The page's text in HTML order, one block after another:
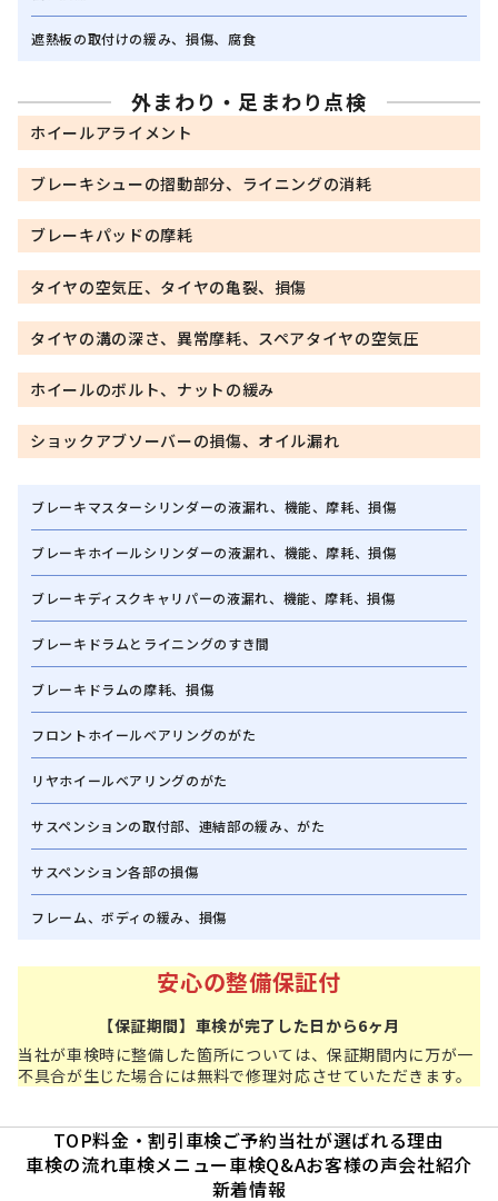
遮熱板の取付けの緩み、損傷、腐食
外まわり・足まわり点検
ホイールアライメント
ブレーキシューの摺動部分、ライニングの消耗
ブレーキパッドの摩耗
タイヤの空気圧、タイヤの亀裂、損傷
タイヤの溝の深さ、異常摩耗、スペアタイヤの空気圧
ホイールのボルト、ナットの緩み
ショックアブソーバーの損傷、オイル漏れ
ブレーキマスターシリンダーの液漏れ、機能、摩耗、損傷
ブレーキホイールシリンダーの液漏れ、機能、摩耗、損傷
ブレーキディスクキャリパーの液漏れ、機能、摩耗、損傷
ブレーキドラムとライニングのすき間
ブレーキドラムの摩耗、損傷
フロントホイールベアリングのがた
リヤホイールベアリングのがた
サスペンションの取付部、連結部の緩み、がた
サスペンション各部の損傷
フレーム、ボディの緩み、損傷
安心の整備保証付
【保証期間】車検が完了した日から6ヶ月
当社が車検時に整備した箇所については、保証期間内に万が一
不具合が生じた場合には無料で修理対応させていただきます。
TOP料金・割引車検ご予約当社が選ばれる理由
車検の流れ車検メニュー車検Q&Aお客様の声会社紹介
新着情報